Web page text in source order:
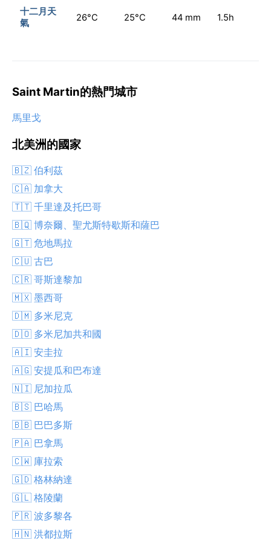
十二月天
氣
26°C 25°C 44 mm 1.5h
Saint Martin的熱門城市
馬里戈
北美洲的國家
🇧🇿 伯利茲
🇨🇦 加拿大
🇹🇹 千里達及托巴哥
🇧🇶 博奈爾、聖尤斯特歇斯和薩巴
🇬🇹 危地馬拉
🇨🇺 古巴
🇨🇷 哥斯達黎加
🇲🇽 墨西哥
🇩🇲 多米尼克
🇩🇴 多米尼加共和國
🇦🇮 安圭拉
🇦🇬 安提瓜和巴布達
🇳🇮 尼加拉瓜
🇧🇸 巴哈馬
🇧🇧 巴巴多斯
🇵🇦 巴拿馬
🇨🇼 庫拉索
🇬🇩 格林納達
🇬🇱 格陵蘭
🇵🇷 波多黎各
🇭🇳 洪都拉斯